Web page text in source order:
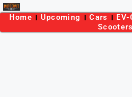
Home Upcoming Cars EV-
Scooters